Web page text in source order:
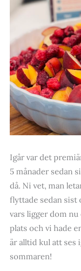
Igår var det
5 månader sedan
då. Ni vet, man
flyttade sedan sist
vars ligger dom
plats och vi hade
är alltid kul att ses
sommaren!